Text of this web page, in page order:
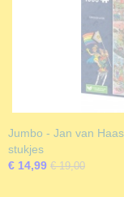
Jumbo - Jan van
stukjes
€ 14,99 € 19,00